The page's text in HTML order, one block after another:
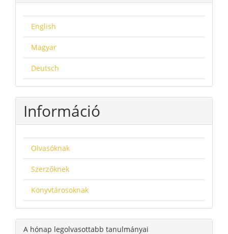
English
Magyar
Deutsch
Információ
Olvasóknak
Szerzőknek
Könyvtárosoknak
A hónap legolvasottabb tanulmányai